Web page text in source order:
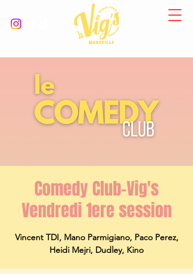
Comedy Club-Vig's
Vendredi 1ere session
Vincent TDI, Mano Parmigiano, Paco Perez,
Heidi Mejri, Dudley, Kino